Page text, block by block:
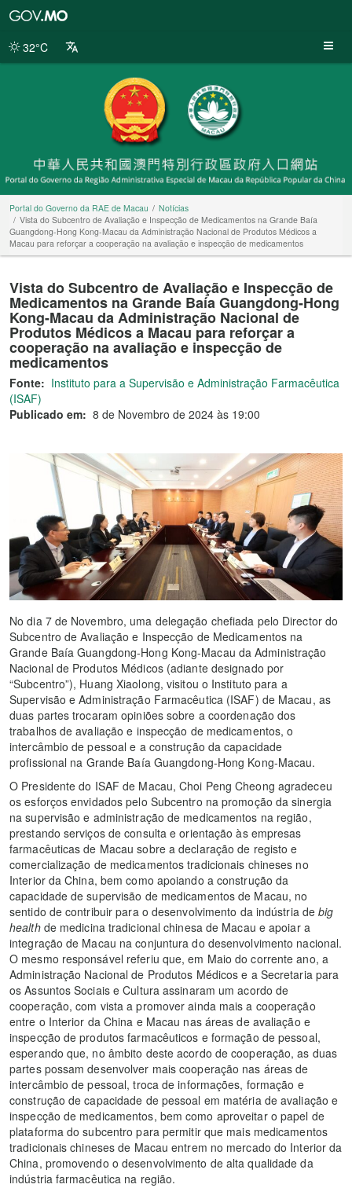
da
32°C
Portal do Governo da RAE de Macau
Notícias
Vista do Subcentro de Avaliação e Inspecção de Medicamentos na Grande Baía
Guangdong-Hong Kong-Macau da Administração Nacional de Produtos Médicos a
Macau para reforçar a cooperação na avaliação e inspecção de medicamentos
Vista do Subcentro de Avaliação e Inspecção de
Medicamentos na Grande Baía Guangdong-Hong
Kong-Macau da Administração Nacional de
Produtos Médicos a Macau para reforçar a
cooperação na avaliação e inspecção de
medicamentos
Fonte: Instituto para a Supervisão e Administração Farmacêutica
(ISAF)
Publicado em: 8 de Novembro de 2024 às 19:00
No dia 7 de Novembro, uma delegação chefiada pelo Director do
Subcentro de Avaliação e Inspecção de Medicamentos na
Grande Baía Guangdong-Hong Kong-Macau da Administração
Nacional de Produtos Médicos (adiante designado por
“Subcentro”), Huang Xiaolong, visitou o Instituto para a
Supervisão e Administração Farmacêutica (ISAF) de Macau, as
duas partes trocaram opiniões sobre a coordenação dos
trabalhos de avaliação e inspecção de medicamentos, o
intercâmbio de pessoal e a construção da capacidade
profissional na Grande Baía Guangdong-Hong Kong-Macau.
O Presidente do ISAF de Macau, Choi Peng Cheong agradeceu
os esforços envidados pelo Subcentro na promoção da sinergia
na supervisão e administração de medicamentos na região,
prestando serviços de consulta e orientação às empresas
farmacêuticas de Macau sobre a declaração de registo e
comercialização de medicamentos tradicionais chineses no
Interior da China, bem como apoiando a construção da
capacidade de supervisão de medicamentos de Macau, no
sentido de contribuir para o desenvolvimento da indústria debig
healthde medicina tradicional chinesa de Macau e apoiar a
integração de Macau na conjuntura do desenvolvimento nacional.
O mesmo responsável referiu que, em Maio do corrente ano, a
Administração Nacional de Produtos Médicos e a Secretaria para
os Assuntos Sociais e Cultura assinaram um acordo de
cooperação, com vista a promover ainda mais a cooperação
entre o Interior da China e Macau nas áreas de avaliação e
inspecção de produtos farmacêuticos e formação de pessoal,
esperando que, no âmbito deste acordo de cooperação, as duas
partes possam desenvolver mais cooperação nas áreas de
intercâmbio de pessoal, troca de informações, formação e
construção de capacidade de pessoal em matéria de avaliação e
inspecção de medicamentos, bem como aproveitar o papel de
plataforma do subcentro para permitir que mais medicamentos
tradicionais chineses de Macau entrem no mercado do Interior da
China, promovendo o desenvolvimento de alta qualidade da
indústria farmacêutica na região.